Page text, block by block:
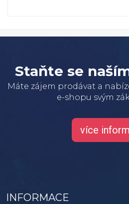
Staňte se
Máte zájem prodávat a
e-shopu svým
více
INFORMACE